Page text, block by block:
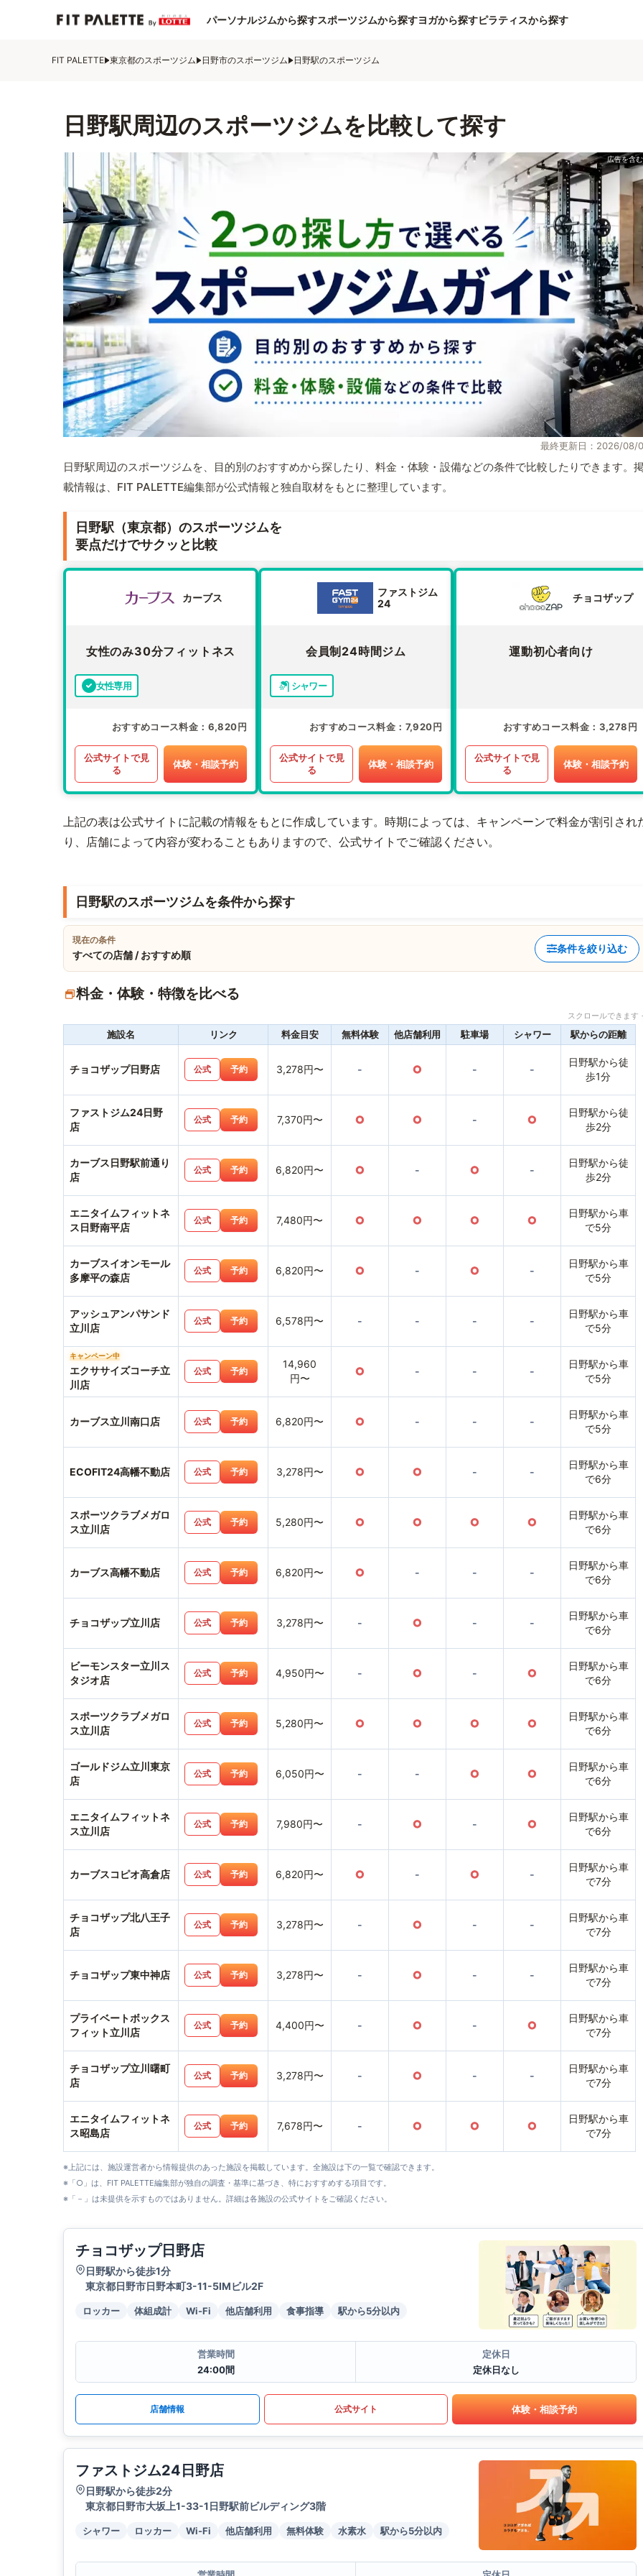
パーソナルジムから探すスポーツジムから探すヨガから探すピラティスから探す
FIT PALETTE 東京都のスポーツジム 日野市のスポーツジム 日野駅のスポーツジム
日野駅周辺のスポーツジムを比較して探す
最終更新日：2026/08/
日野駅周辺のスポーツジムを、目的別のおすすめから探したり、料金・体験・設備などの条件で比較したりできます。
載情報は、FIT PALETTE編集部が公式情報と独自取材をもとに整理しています。
日野駅（東京都）のスポーツジムを
要点だけでサクッと比較
カーブス
女性のみ30分フィットネス
女性専用
おすすめコース料金 6,820円
公式サイトで見
る
体験・相談予約
ファストジム
24
会員制24時間ジム
シャワー
おすすめコース料金 7,920円
公式サイトで見
る
体験・相談予約
チョコザップ
運動初心者向け
おすすめコース料金 3,278円
公式サイトで見
る
体験・相談予約
上記の表は公式サイトに記載の情報をもとに作成しています。時期によっては、キャンペーンで料金が割引され
り、店舗によって内容が変わることもありますので、公式サイトでご確認ください。
日野駅のスポーツジムを条件から探す
現在の条件
すべての店舗 / おすすめ順
条件を絞り込む
料金・体験・特徴を比べる
スクロールできま
施設名 リンク 料金目安 無料体験 他店舗利用 駐車場 シャワー 駅からの距離
チョコザップ日野店 公式 予約 3,278円〜 - ○ - -
日野駅から徒
歩1分
ファストジム24日野
店
公式 予約 7,370円〜 ○ ○ - ○
日野駅から徒
歩2分
カーブス日野駅前通り
店
公式 予約 6,820円〜 ○ - ○ -
日野駅から徒
歩2分
エニタイムフィットネ
ス日野南平店
公式 予約 7,480円〜 ○ ○ ○ ○
日野駅から車
で5分
カーブスイオンモール
多摩平の森店
公式 予約 6,820円〜 ○ - ○ -
日野駅から車
で5分
アッシュアンパサンド
立川店
公式 予約 6,578円〜 - - - -
日野駅から車
で5分
キャンペーン中
エクササイズコーチ立
川店
公式 予約
14,960
円〜
○ - - -
日野駅から車
で5分
カーブス立川南口店 公式 予約 6,820円〜 ○ - - -
日野駅から車
で5分
ECOFIT24高幡不動店 公式 予約 3,278円〜 ○ ○ - -
日野駅から車
で6分
スポーツクラブメガロ
ス立川店
公式 予約 5,280円〜 ○ ○ ○ ○
日野駅から車
で6分
カーブス高幡不動店 公式 予約 6,820円〜 ○ - - -
日野駅から車
で6分
チョコザップ立川店 公式 予約 3,278円〜 - ○ - -
日野駅から車
で6分
ビーモンスター立川ス
タジオ店
公式 予約 4,950円〜 - ○ - ○
日野駅から車
で6分
スポーツクラブメガロ
ス立川店
公式 予約 5,280円〜 ○ ○ ○ ○
日野駅から車
で6分
ゴールドジム立川東京
店
公式 予約 6,050円〜 - - ○ ○
日野駅から車
で6分
エニタイムフィットネ
ス立川店
公式 予約 7,980円〜 - ○ - ○
日野駅から車
で6分
カーブスコピオ高倉店 公式 予約 6,820円〜 ○ - ○ -
日野駅から車
で7分
チョコザップ北八王子
店
公式 予約 3,278円〜 - ○ - -
日野駅から車
で7分
チョコザップ東中神店 公式 予約 3,278円〜 - ○ - -
日野駅から車
で7分
プライベートボックス
フィット立川店
公式 予約 4,400円〜 - ○ - ○
日野駅から車
で7分
チョコザップ立川曙町
店
公式 予約 3,278円〜 - ○ - -
日野駅から車
で7分
エニタイムフィットネ
ス昭島店
公式 予約 7,678円〜 - ○ ○ ○
日野駅から車
で7分
※上記には、施設運営者から情報提供のあった施設を掲載しています。全施設は下の一覧で確認できます。
※「○」は、FIT PALETTE編集部が独自の調査・基準に基づき、特におすすめする項目です。
※「－」は未提供を示すものではありません。詳細は各施設の公式サイトをご確認ください。
チョコザップ日野店
日野駅から徒歩1分
東京都日野市日野本町3-11-5IMビル2F
ロッカー 体組成計 Wi-Fi 他店舗利用 食事指導 駅から5分以内
営業時間
24:00間
定休日
定休日なし
店舗情報 公式サイト 体験・相談予約
ファストジム24日野店
日野駅から徒歩2分
東京都日野市大坂上1-33-1日野駅前ビルディング3階
シャワー ロッカー Wi-Fi 他店舗利用 無料体験 水素水 駅から5分以内